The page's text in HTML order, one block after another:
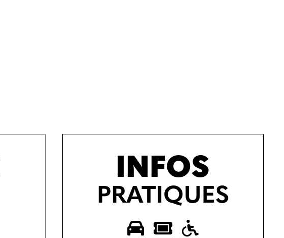
INFOS
PRATIQUES